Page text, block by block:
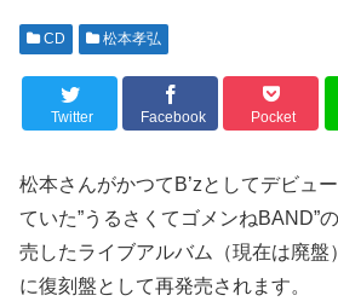
CD 松本孝弘
Twitter Facebook Pocket
松本さんがかつてB’zとしてデビュ
ていた”うるさくてゴメンねBAND”
売したライブアルバム（現在は廃盤
に復刻盤として再発売されます。